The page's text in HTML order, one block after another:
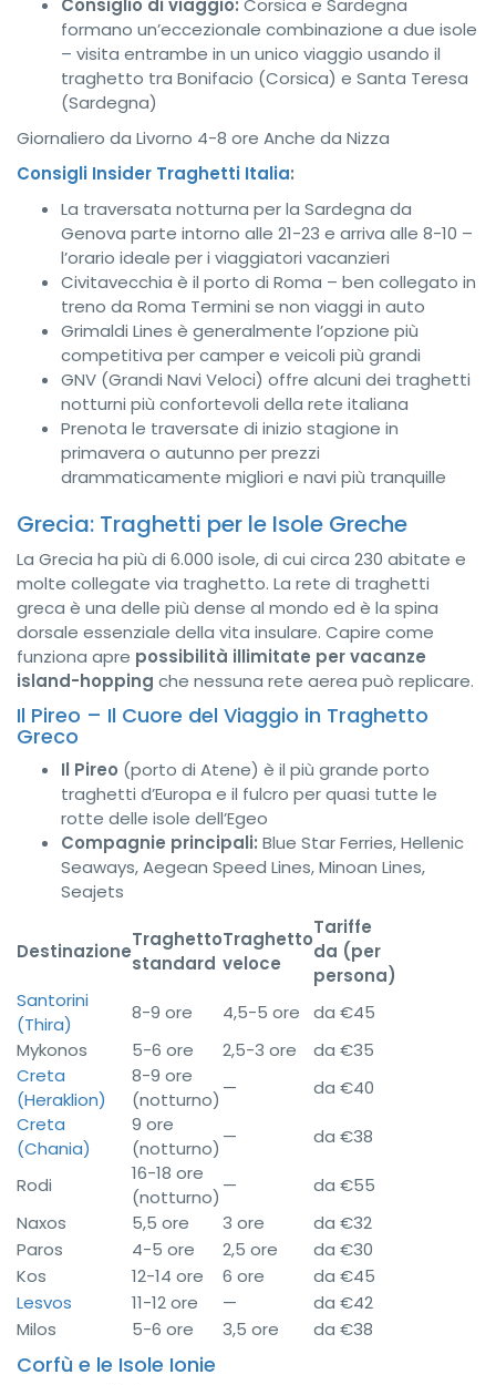
Consiglio di viaggio: Corsica e Sardegna
formano un’eccezionale combinazione a due isole
– visita entrambe in un unico viaggio usando il
traghetto tra Bonifacio (Corsica) e Santa Teresa
(Sardegna)
Giornaliero da Livorno 4-8 ore Anche da Nizza
Consigli Insider Traghetti Italia:
La traversata notturna per la Sardegna da
Genova parte intorno alle 21-23 e arriva alle 8-10 –
l’orario ideale per i viaggiatori vacanzieri
Civitavecchia è il porto di Roma – ben collegato in
treno da Roma Termini se non viaggi in auto
Grimaldi Lines è generalmente l’opzione più
competitiva per camper e veicoli più grandi
GNV (Grandi Navi Veloci) offre alcuni dei traghetti
notturni più confortevoli della rete italiana
Prenota le traversate di inizio stagione in
primavera o autunno per prezzi
drammaticamente migliori e navi più tranquille
Grecia: Traghetti per le Isole Greche
La Grecia ha più di 6.000 isole, di cui circa 230 abitate e
molte collegate via traghetto. La rete di traghetti
greca è una delle più dense al mondo ed è la spina
dorsale essenziale della vita insulare. Capire come
funziona apre possibilità illimitate per vacanze
island-hopping che nessuna rete aerea può replicare.
Il Pireo – Il Cuore del Viaggio in Traghetto
Greco
Il Pireo (porto di Atene) è il più grande porto
traghetti d’Europa e il fulcro per quasi tutte le
rotte delle isole dell’Egeo
Compagnie principali: Blue Star Ferries, Hellenic
Seaways, Aegean Speed Lines, Minoan Lines,
Seajets
Destinazione
Traghetto
standard
Traghetto
veloce
Tariffe
da (per
persona)
Santorini
(Thira)
8-9 ore 4,5-5 ore
da €45
Mykonos
5-6 ore 2,5-3 ore
da €35
Creta
(Heraklion)
8-9 ore
(notturno)
—
da €40
Creta
(Chania)
9 ore
(notturno)
— da €38
Rodi
16-18 ore
(notturno)
—
da €55
Naxos
5,5 ore 3 ore
da €32
Paros
4-5 ore 2,5 ore
da €30
Kos
12-14 ore 6 ore
da €45
Lesvos
11-12 ore —
da €42
Milos
5-6 ore 3,5 ore da €38
Corfù e le Isole Ionie